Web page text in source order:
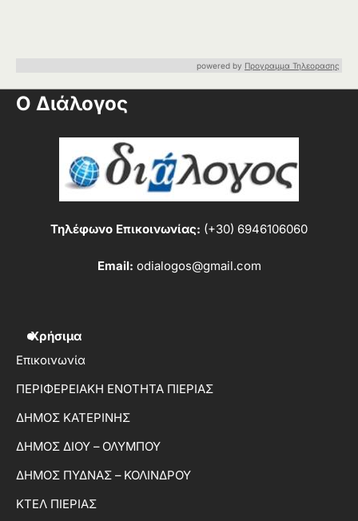
powered by Προγραμμα Τηλεορασης
Ο Διάλογος
Τηλέφωνο Επικοινωνίας: (+30) 6946106060
Email: odialogos@gmail.com
Χρήσιμα
Επικοινωνία
ΠΕΡΙΦΕΡΕΙΑΚΗ ΕΝΟΤΗΤΑ ΠΙΕΡΙΑΣ
ΔΗΜΟΣ ΚΑΤΕΡΙΝΗΣ
ΔΗΜΟΣ ΔΙΟΥ – ΟΛΥΜΠΟΥ
ΔΗΜΟΣ ΠΥΔΝΑΣ – ΚΟΛΙΝΔΡΟΥ
ΚΤΕΛ ΠΙΕΡΙΑΣ